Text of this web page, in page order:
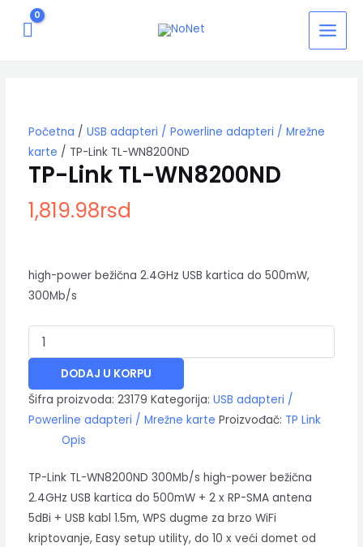
MAIN
MENU
Početna / USB adapteri / Powerline adapteri / Mrežne
karte / TP-Link TL-WN8200ND
TP-Link TL-WN8200ND
1,819.98rsd
high-power bežična 2.4GHz USB kartica do 500mW,
300Mb/s
količina
DODAJ U KORPU
Šifra proizvoda: 23179 Kategorija: USB adapteri /
Powerline adapteri / Mrežne karte Proizvođač: TP Link
Opis
TP-Link TL-WN8200ND 300Mb/s high-power bežična
2.4GHz USB kartica do 500mW + 2 x RP-SMA antena
5dBi + USB kabl 1.5m, WPS dugme za brzo WiFi
kriptovanje, Easy setup utility, do 10 x veći domet od